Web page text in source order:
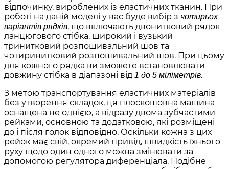
відпочинку, вироблених із еластичних тканин. При
роботі на даній моделі у вас буде вибір з чотирьох
варіантів рядків, що включають двонитковий рядок
ланцюгового стібка, широкий і вузький
тринитковий розпошивальний шов та
чотиринитковий розпошивальний шов. При цьому
для кожного рядка ви зможете встановлювати
довжину стібка в діапазоні від 1 до 5 міліметрів.
З метою транспортування еластичних матеріалів
без утворення складок, ця плоскошовна машина
оснащена не однією, а відразу двома зубчастими
рейками, основною та додатковою, які розміщені
до і після голок відповідно. Оскільки кожна з цих
рейок має свій, окремий привід, швидкість їхнього
руху щодо один одного можна змінювати за
допомогою регулятора диференціала. Подібне